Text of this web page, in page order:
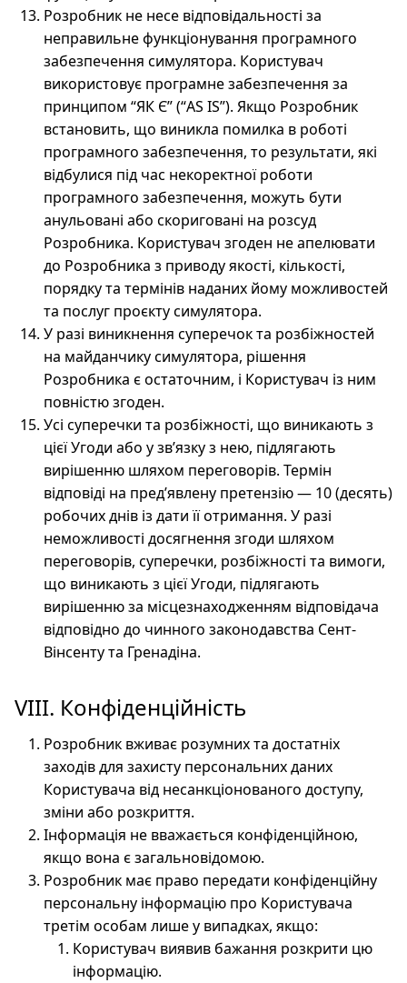
Розробник не несе відповідальності за
неправильне функціонування програмного
забезпечення симулятора. Користувач
використовує програмне забезпечення за
принципом “ЯК Є” (“AS IS”). Якщо Розробник
встановить, що виникла помилка в роботі
програмного забезпечення, то результати, які
відбулися під час некоректної роботи
програмного забезпечення, можуть бути
анульовані або скориговані на розсуд
Розробника. Користувач згоден не апелювати
до Розробника з приводу якості, кількості,
порядку та термінів наданих йому можливостей
та послуг проєкту симулятора.
У разі виникнення суперечок та розбіжностей
на майданчику симулятора, рішення
Розробника є остаточним, і Користувач із ним
повністю згоден.
Усі суперечки та розбіжності, що виникають з
цієї Угоди або у зв’язку з нею, підлягають
вирішенню шляхом переговорів. Термін
відповіді на пред’явлену претензію — 10 (десять)
робочих днів із дати її отримання. У разі
неможливості досягнення згоди шляхом
переговорів, суперечки, розбіжності та вимоги,
що виникають з цієї Угоди, підлягають
вирішенню за місцезнаходженням відповідача
відповідно до чинного законодавства Сент-
Вінсенту та Гренадіна.
VIII. Конфіденційність
Розробник вживає розумних та достатніх
заходів для захисту персональних даних
Користувача від несанкціонованого доступу,
зміни або розкриття.
Інформація не вважається конфіденційною,
якщо вона є загальновідомою.
Розробник має право передати конфіденційну
персональну інформацію про Користувача
третім особам лише у випадках, якщо:
Користувач виявив бажання розкрити цю
інформацію.